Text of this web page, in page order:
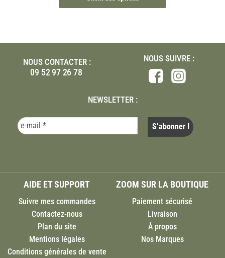
NOUS CONTACTER :
09 52 97 26 78
NOUS SUIVRE :
NEWSLETTER :
AIDE ET SUPPORT
Suivre mes commandes
Contactez-nous
Plan du site
Mentions légales
Conditions générales de vente
ZOOM SUR LA BOUTIQUE
Paiement sécurisé
Livraison
À propos
Nos Marques